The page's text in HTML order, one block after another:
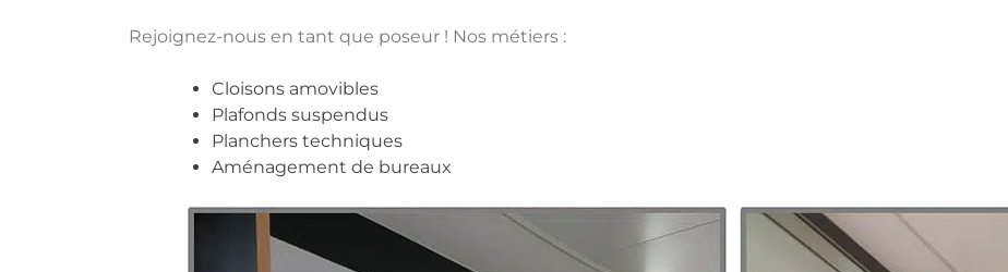
Rejoignez-nous en tant que poseur ! Nos métiers :
Cloisons amovibles
Plafonds suspendus
Planchers techniques
Aménagement de bureaux